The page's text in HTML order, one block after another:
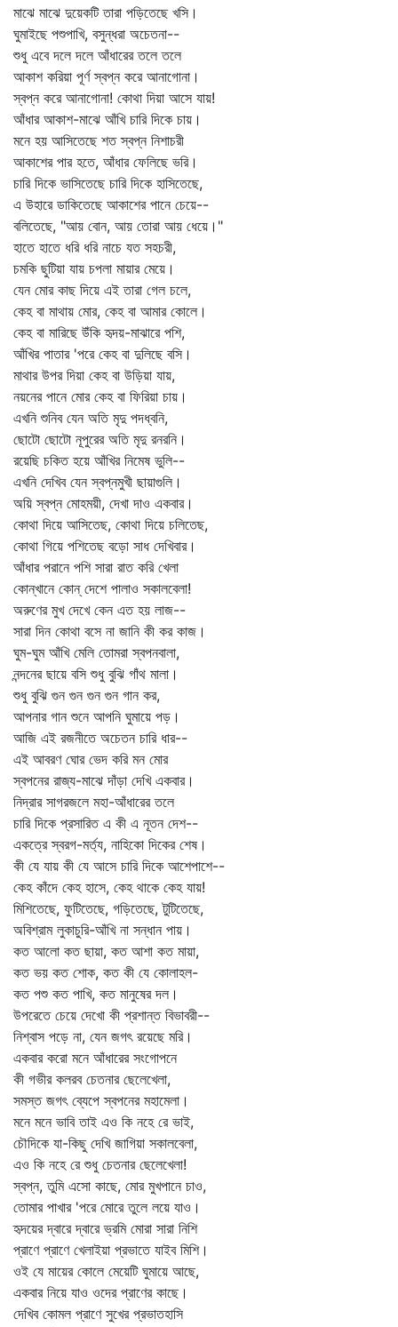
মাঝে মাঝে দুয়েকটি তারা পড়িতেছে খসি।
ঘুমাইছে পশুপাখি, বসুন্ধরা অচেতনা--
শুধু এবে দলে দলে আঁধারের তলে তলে
আকাশ করিয়া পূর্ণ স্বপ্ন করে আনাগোনা।
স্বপ্ন করে আনাগোনা! কোথা দিয়া আসে যায়!
আঁধার আকাশ-মাঝে আঁখি চারি দিকে চায়।
মনে হয় আসিতেছে শত স্বপ্ন নিশাচরী
আকাশের পার হতে, আঁধার ফেলিছে ভরি।
চারি দিকে ভাসিতেছে চারি দিকে হাসিতেছে,
এ উহারে ডাকিতেছে আকাশের পানে চেয়ে--
বলিতেছে, "আয় বোন, আয় তোরা আয় ধেয়ে।"
হাতে হাতে ধরি ধরি নাচে যত সহচরী,
চমকি ছুটিয়া যায় চপলা মায়ার মেয়ে।
যেন মোর কাছ দিয়ে এই তারা গেল চলে,
কেহ বা মাথায় মোর, কেহ বা আমার কোলে।
কেহ বা মারিছে উঁকি হৃদয়-মাঝারে পশি,
আঁখির পাতার 'পরে কেহ বা দুলিছে বসি।
মাথার উপর দিয়া কেহ বা উড়িয়া যায়,
নয়নের পানে মোর কেহ বা ফিরিয়া চায়।
এখনি শুনিব যেন অতি মৃদু পদধ্বনি,
ছোটো ছোটো নূপুরের অতি মৃদু রনরনি।
রয়েছি চকিত হয়ে আঁখির নিমেষ ভুলি--
এখনি দেখিব যেন স্বপ্নমুখী ছায়াগুলি।
অয়ি স্বপ্ন মোহময়ী, দেখা দাও একবার।
কোথা দিয়ে আসিতেছ, কোথা দিয়ে চলিতেছ,
কোথা গিয়ে পশিতেছ বড়ো সাধ দেখিবার।
আঁধার পরানে পশি সারা রাত করি খেলা
কোন্‌খানে কোন্‌ দেশে পালাও সকালবেলা!
অরুণের মুখ দেখে কেন এত হয় লাজ--
সারা দিন কোথা বসে না জানি কী কর কাজ।
ঘুম-ঘুম আঁখি মেলি তোমরা স্বপনবালা,
নন্দনের ছায়ে বসি শুধু বুঝি গাঁথ মালা।
শুধু বুঝি গুন গুন গুন গুন গান কর,
আপনার গান শুনে আপনি ঘুমায়ে পড়।
আজি এই রজনীতে অচেতন চারি ধার--
এই আবরণ ঘোর ভেদ করি মন মোর
স্বপনের রাজ্য-মাঝে দাঁড়া দেখি একবার।
নিদ্রার সাগরজলে মহা-আঁধারের তলে
চারি দিকে প্রসারিত এ কী এ নূতন দেশ--
একত্রে স্বরগ-মর্ত্য, নাহিকো দিকের শেষ।
কী যে যায় কী যে আসে চারি দিকে আশেপাশে--
কেহ কাঁদে কেহ হাসে, কেহ থাকে কেহ যায়!
মিশিতেছে, ফুটিতেছে, গড়িতেছে, টুটিতেছে,
অবিশ্রাম লুকাচুরি-আঁখি না সন্ধান পায়।
কত আলো কত ছায়া, কত আশা কত মায়া,
কত ভয় কত শোক, কত কী যে কোলাহল-
কত পশু কত পাখি, কত মানুষের দল।
উপরেতে চেয়ে দেখো কী প্রশান্ত বিভাবরী--
নিশ্বাস পড়ে না, যেন জগৎ রয়েছে মরি।
একবার করো মনে আঁধারের সংগোপনে
কী গভীর কলরব চেতনার ছেলেখেলা,
সমস্ত জগৎ ব্যেপে স্বপনের মহামেলা।
মনে মনে ভাবি তাই এও কি নহে রে ভাই,
চৌদিকে যা-কিছু দেখি জাগিয়া সকালবেলা,
এও কি নহে রে শুধু চেতনার ছেলেখেলা!
স্বপ্ন, তুমি এসো কাছে, মোর মুখপানে চাও,
তোমার পাখার 'পরে মোরে তুলে লয়ে যাও।
হৃদয়ের দ্বারে দ্বারে ভ্রমি মোরা সারা নিশি
প্রাণে প্রাণে খেলাইয়া প্রভাতে যাইব মিশি।
ওই যে মায়ের কোলে মেয়েটি ঘুমায়ে আছে,
একবার নিয়ে যাও ওদের প্রাণের কাছে।
দেখিব কোমল প্রাণে সুখের প্রভাতহাসি